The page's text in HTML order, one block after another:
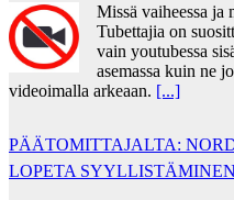
Missä vaiheessa ja
Tubettajia on
vain youtubessa
asemassa kuin ne
videoimalla arkeaan. [...]
PÄÄTOMITTAJALTA:
LOPETA